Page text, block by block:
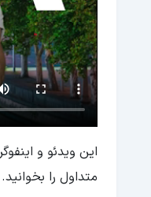
این ویدئو و
متداول را بخوانید.